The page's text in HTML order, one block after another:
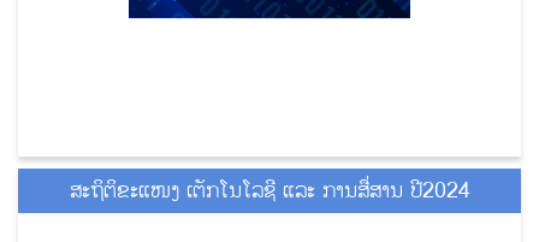
ສະຖິຕິຂະແໜງ ເຕັກໂນໂລຊີ ແລະ ການສື່ສານ ປີ2024